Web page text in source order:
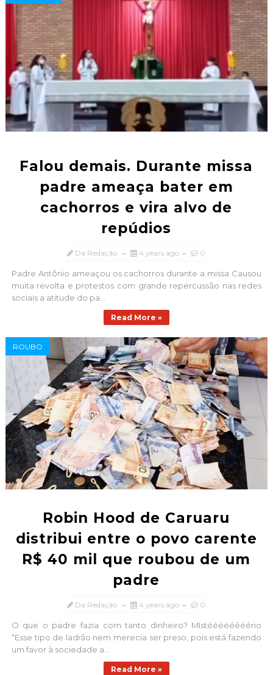
Falou demais. Durante missa
padre ameaça bater em
cachorros e vira alvo de
repúdios
Da Redação 4 years ago 0
Padre Antônio ameaçou os cachorros durante a missa Causou
muita revolta e protestos com grande repercussão nas redes
sociais a atitude do pa...
Read More »
ROUBO
Robin Hood de Caruaru
distribui entre o povo carente
R$ 40 mil que roubou de um
padre
Da Redação 4 years ago 0
O que o padre fazia com tanto dinheiro? MIstéééééééério
“Esse tipo de ladrão nem merecia ser preso, pois está fazendo
um favor à sociedade a...
Read More »